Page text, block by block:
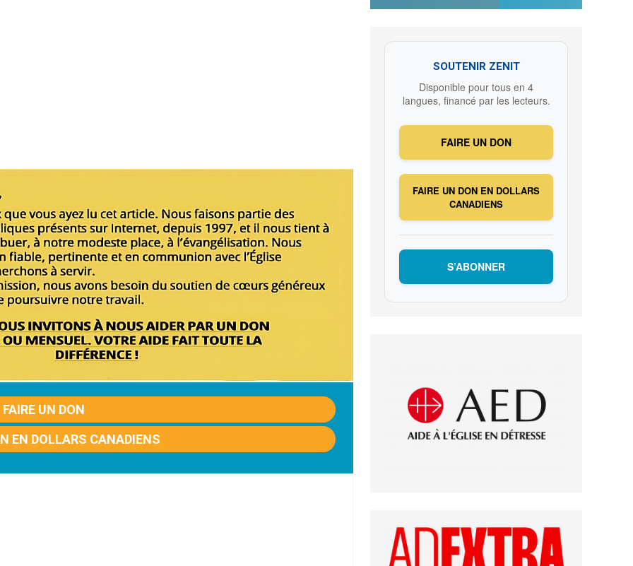
FAIRE UN DON
EN DOLLARS CANADIENS
SOUTENIR ZENIT
Disponible pour tous en 4
langues, financé par les lecteurs.
FAIRE UN DON
FAIRE UN DON EN DOLLARS
CANADIENS
S’ABONNER